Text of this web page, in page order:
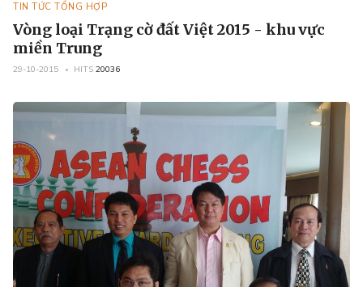
TIN TỨC TỔNG HỢP
Vòng loại Trạng cờ đất Việt 2015 - khu vực
miền Trung
29-10-2015 HITS 20036